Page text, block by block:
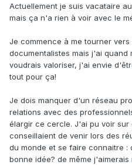
Actuellement je suis vacataire
mais ça n'a rien à voir avec le
Je commence à me tourner
documentalistes mais j'ai
voudrais valoriser, j'ai envie
tout pour ça!
Je dois manquer d'un réseau
relations avec des
élargir ce cercle. J'ai pu voir
conseillaient de venir lors des
du monde et se faire connaitre
bonne idée? de même